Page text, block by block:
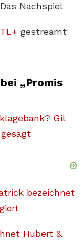
Nachspiel
gestreamt
„Promis
Gil
bezeichnet
Hubert &